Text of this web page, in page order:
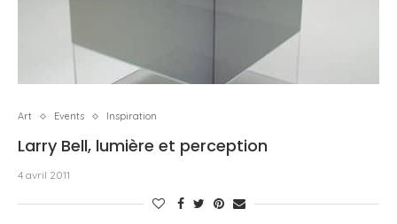
Art Events Inspiration
Larry Bell, lumière et perception
4 avril 2011